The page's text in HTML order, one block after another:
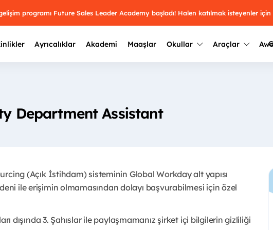
programı Future Sales Leader Academy başladı! Halen katılmak isteyenler
Ayrıcalıklar Akademi Maaşlar Okullar
Farklı liseleri incele ve
yakından tanı.
Araçlar
Oy ver 2022Kazananları
Department Assistant
(Açık İstihdam) sisteminin Global Workday alt yapısı
ile erişimin olmamasından dolayı başvurabilmesi için özel
dışında 3. Şahıslar ile paylaşmamanız şirket içi bilgilerin gizliliği